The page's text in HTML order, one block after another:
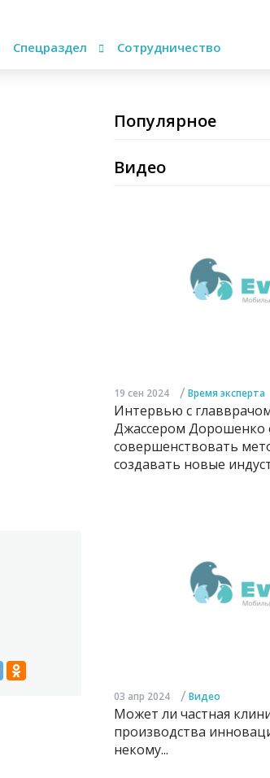
Спецраздел Сотрудничество
Популярное
Видео
19 сен 2024 / Время эксперта
Интервью с
Джассером Дорошенко
совершенствовать
создавать новые
03 апр 2024 / Видео
Может ли частная
производства
некому...